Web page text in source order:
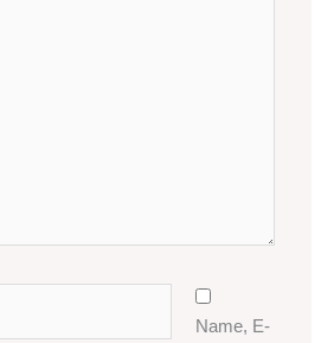
Name, E-